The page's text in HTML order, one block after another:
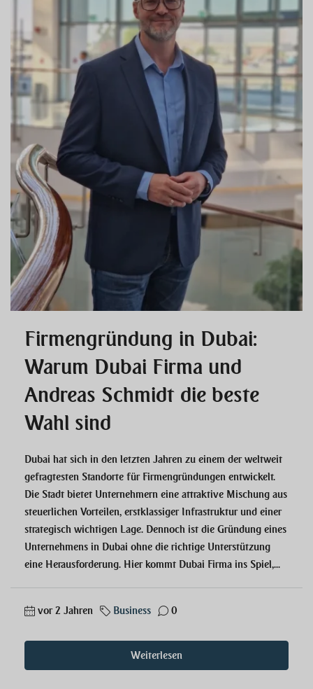
Firmengründung in Dubai:
Warum Dubai Firma und
Andreas Schmidt die beste
Wahl sind
Dubai hat sich in den letzten Jahren zu einem der weltweit
gefragtesten Standorte für Firmengründungen entwickelt.
Die Stadt bietet Unternehmern eine attraktive Mischung aus
steuerlichen Vorteilen, erstklassiger Infrastruktur und einer
strategisch wichtigen Lage. Dennoch ist die Gründung eines
Unternehmens in Dubai ohne die richtige Unterstützung
eine Herausforderung. Hier kommt Dubai Firma ins Spiel,...
vor 2 Jahren Business 0
Weiterlesen